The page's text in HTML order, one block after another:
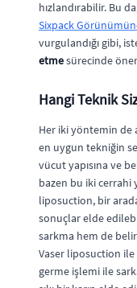
hızlandırabilir. Bu
Sixpack
vurgulandığı gibi,
etmesürecinde
Hangi Teknik
Her iki yöntemin de
en uygun tekniğin
vücut yapısına ve
bazen bu iki cerrahi
liposuction, bir
sonuçlar elde
sarkma hem de
Vaser liposuction ile
germe işlemi ile